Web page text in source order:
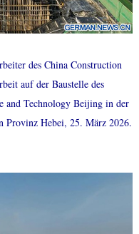
des China Construction
auf der Baustelle des
and Technology Beijing in der
Provinz Hebei, 25. März 2026.